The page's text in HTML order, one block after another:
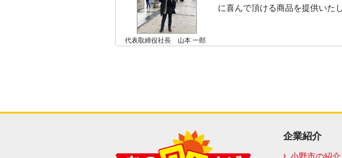
代表取締役社長 山本 一郎
に喜んで頂ける商品を提供いたし
企業紹介